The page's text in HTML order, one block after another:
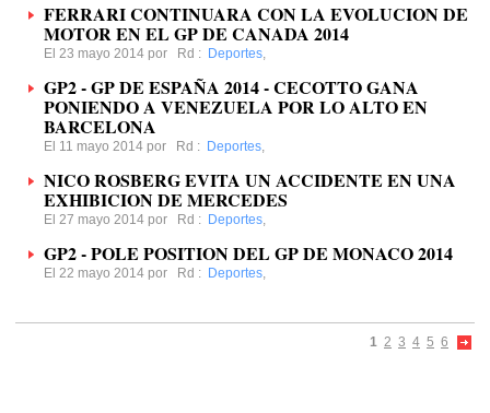
FERRARI CONTINUARA CON LA EVOLUCION DE
MOTOR EN EL GP DE CANADA 2014
El 23 mayo 2014 por Rd : Deportes,
GP2 - GP DE ESPAÑA 2014 - CECOTTO GANA
PONIENDO A VENEZUELA POR LO ALTO EN
BARCELONA
El 11 mayo 2014 por Rd : Deportes,
NICO ROSBERG EVITA UN ACCIDENTE EN UNA
EXHIBICION DE MERCEDES
El 27 mayo 2014 por Rd : Deportes,
GP2 - POLE POSITION DEL GP DE MONACO 2014
El 22 mayo 2014 por Rd : Deportes,
1 2 3 4 5 6